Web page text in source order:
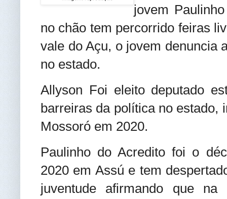
jovem
no chão tem percorrido feiras
vale do Açu, o jovem denuncia
no estado.
Allyson Foi eleito deputado
barreiras da política no estado,
Mossoró em 2020.
Paulinho do Acredito foi o
2020 em Assú e tem
juventude afirmando que